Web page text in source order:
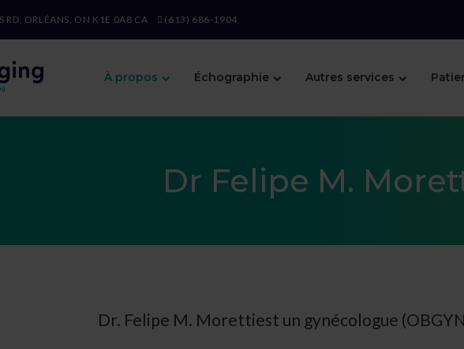
RD ORLÉANS ON K1E 0A8 CA (613) 686-1904
À propos Échographie Autres services
Dr Felipe M.
Dr. Felipe M. Morettiest un gynécologue